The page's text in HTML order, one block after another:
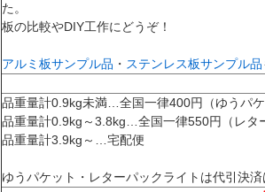
た。
板の比較やDIY工作にどうぞ！
アルミ板サンプル品 ・ ステンレス板サンプル品
品重量計0.9kg未満…全国一律400円（ゆうパケ
品重量計0.9kg～3.8kg…全国一律550円（レタ
品重量計3.9kg～…宅配便
ゆうパケット・レターパックライトは代引決済